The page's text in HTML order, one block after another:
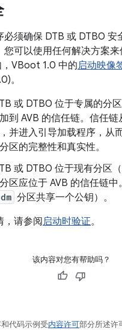
必须确保 DTB 或 DTBO 安
您可以使用任何解决方案
VBoot 1.0 中的启动映像
。
或 DTBO 位于专属的分
到 AVB 的信任链。信任
并进入引导加载程序，从
区的完整性和真实性。
或 DTBO 位于现有分区
区应位于 AVB 的信任链
分区共享一个公钥）。
，请参阅启动时验证。
该内容对您有帮助吗？
代码示例受内容许可部分所述许